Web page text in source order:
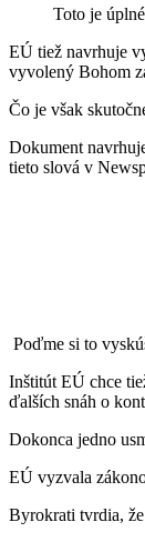
Toto je
EÚ tiež navrhuje
vyvolený Bohom
Čo je však
Dokument
tieto slová v
Poďme si to
Inštitút EÚ chce
ďalších snáh o
Dokonca jedno
EÚ vyzvala
Byrokrati tvrdia,